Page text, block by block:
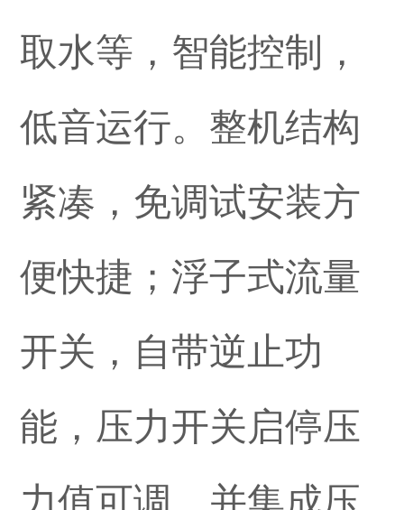
取水等，智能控制，
低音运行。整机结构
紧凑，免调试安装方
便快捷；浮子式流量
开关，自带逆止功
能，压力开关启停压